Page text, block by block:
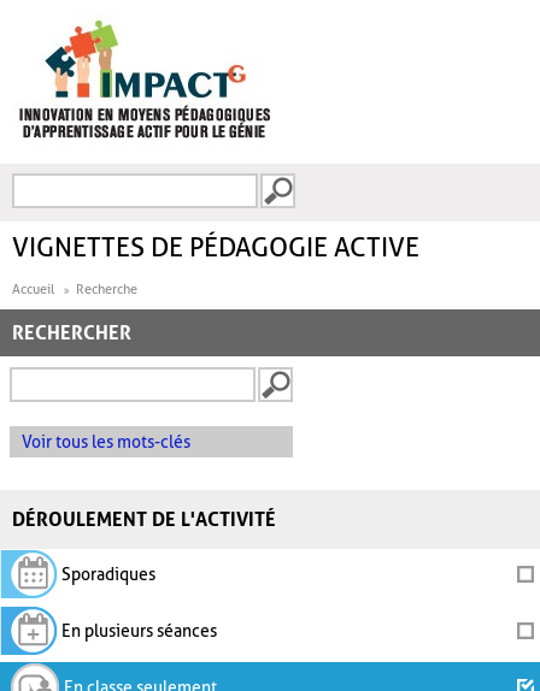
FORMULAIRE DE
VIGNETTES DE PÉDAGOGIE ACTIVE
Accueil Recherche
RECHERCHER
Voir tous les mots-clés
DÉROULEMENT DE L'ACTIVITÉ
Sporadiques
En plusieurs séances